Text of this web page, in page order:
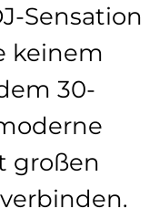
Sensation
keinem
30-
großen